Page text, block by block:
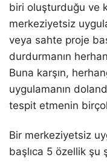
biri oluşturduğu ve
merkeziyetsiz
veya sahte proje
durdurmanın
Buna karşın,
uygulamanın
tespit etmenin
Bir merkeziyetsiz
başlıca 5 özellik şu